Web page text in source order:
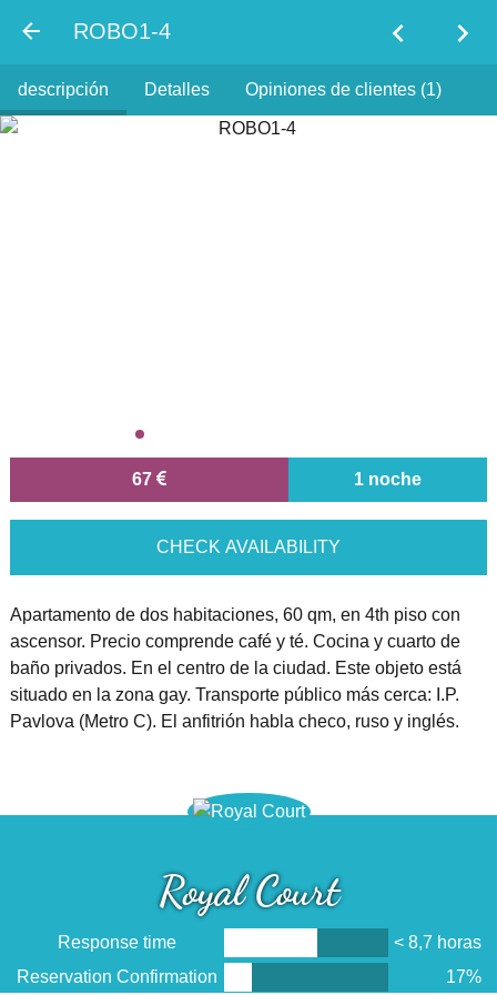
ROBO1-4 chevron_left chevron_right
descripción Detalles Opiniones de clientes (1)
67 1 noche
CHECK AVAILABILITY
Apartamento de dos habitaciones, 60 qm, en 4th piso con
ascensor. Precio comprende café y té. Cocina y cuarto de
baño privados. En el centro de la ciudad. Este objeto está
situado en la zona gay. Transporte público más cerca: I.P.
Pavlova (Metro C). El anfitrión habla checo, ruso y inglés.
Royal Court
Response time
< 8,7 horas
Reservation Confirmation
17%